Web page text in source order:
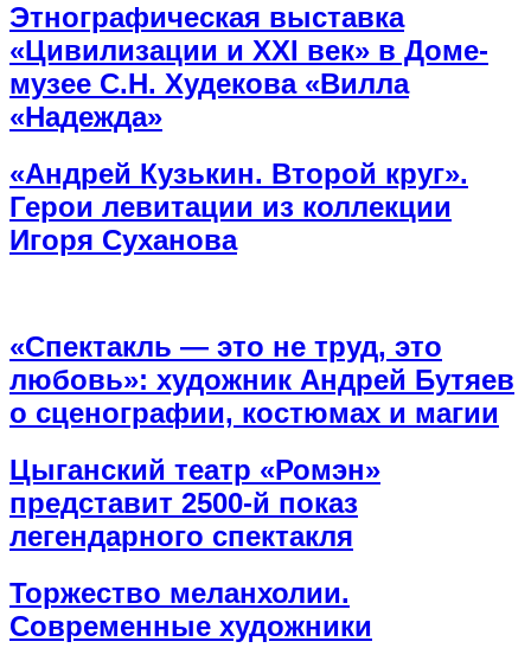
Этнографическая выставка
«Цивилизации и ХХI век» в Доме-
музее С.Н. Худекова «Вилла
«Надежда»
«Андрей Кузькин. Второй круг».
Герои левитации из коллекции
Игоря Суханова
«Спектакль — это не труд, это
любовь»: художник Андрей Бутяев
о сценографии, костюмах и магии
Цыганский театр «Ромэн»
представит 2500-й показ
легендарного спектакля
Торжество меланхолии.
Современные художники